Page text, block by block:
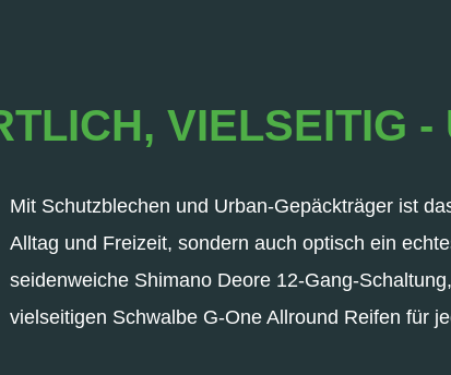
VIELSEITIG
Mit Schutzblechen und Urban-Gepäckträger ist
Alltag und Freizeit, sondern auch optisch ein
seidenweiche Shimano Deore 12-Gang-
vielseitigen Schwalbe G-One Allround Reifen für